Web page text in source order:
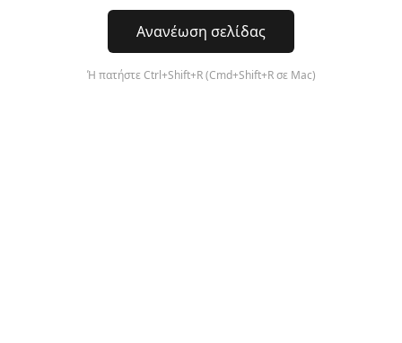
Ανανέωση σελίδας
Ή πατήστε Ctrl+Shift+R (Cmd+Shift+R σε Mac)